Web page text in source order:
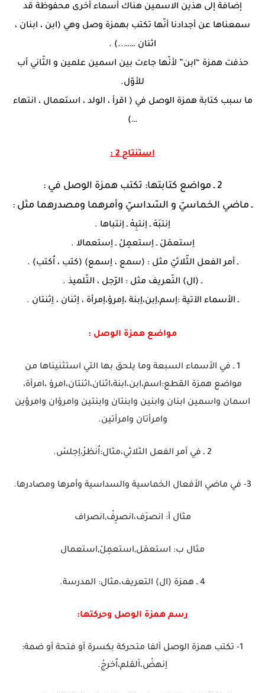
إضافة إلى هذين الاسمين هناك أسماء أخرى محفوظة قد
سمعناها عن أجدادنا أنّها تكتب بهمزة وصل وهي (ابن ، ابنان ،
اثنان ……..) .
حذفت همزة “ابن” لأنّها جاءت بين اسمين علمين و الثّاني أب
للأوّل.
ما سبب كتابة همزة الوصل في ( اقرأ ، الولد ، استعمال ، انتهاء
…)
استنتاج 2 :
2 ـ مواضع كتابتها: تكتب همزة الوصل في :
ـ ماضي الخماسيّ و السّداسيّ وأمرهما ومصدرهما مثل :
اِنتبَهَ ـ اِنتبِهْ ـ اِنتباها .
اِستعمَلَ ـ اِستعمِلْ ـ اِستعمالا .
ـ أمر الفعل الثّلاثيّ مثل : (سمع ، اِسمع) (كتب ، اُكتب) .
ـ (ال) التّعريف مثل : الرّجل ، التّلميذ .
ـ الأسماء الآتية :اِسم،اِبن،اِبنة ،اِمرؤ،اِمرأة ، اِثنان ، اِثنتان .
مواضع همزة الوصل :
1 ـ في الأسماء السبعة وما يلحق بها التي استثنيناها من
مواضع همزة القطع:اسم،ابن،ابنة،اثنان،اثنتان،امرؤ ،امرأة،
اسمان واسمين ابنان وابنين وابنتان وابنتين وامرؤان وامرؤين
وامرأتان وامرأتين.
2 ـ في أمر الفعل الثلاثي،مثال:اُنظرْ،اِجلسْ.
3- في ماضي الأفعال الخماسية والسداسية وأمرها ومصادرها.
مثال أ: انصرَف،انصرِفْ,انصراف
مثال ب: استعمَل,استعمِلْ,استعمال
4 ـ همزة (ال) التعريف،مثال: المدرسة.
رسم همزة الوصل وحركتها:
1- تكتب همزة الوصل ألفا متحركة بكسرة أو فتحة أو ضمة:
اِنهضْ،اَلقلم،اُخرجْ.